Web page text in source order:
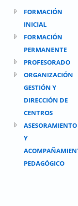
FORMACIÓN
INICIAL
FORMACIÓN
PERMANENTE
PROFESORADO
ORGANIZACIÓN
GESTIÓN Y
DIRECCIÓN DE
CENTROS
ASESORAMIENTO
Y
PEDAGÓGICO